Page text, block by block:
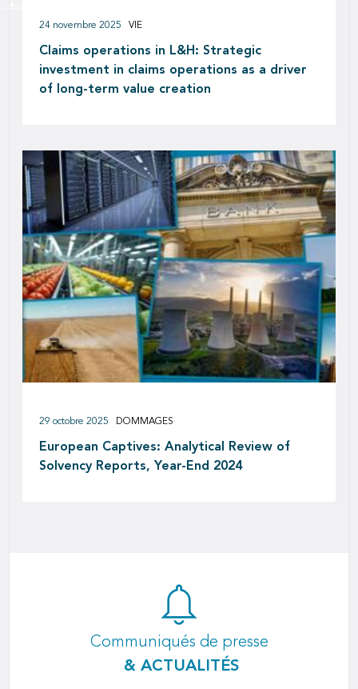
Claims operations in L&H: Strategic
investment in claims operations as a driver
of long-term value creation
24 novembre 2025 VIE
European Captives: Analytical Review of
Solvency Reports, Year-End 2024
29 octobre 2025 DOMMAGES
Communiqués de presse
& ACTUALITÉS